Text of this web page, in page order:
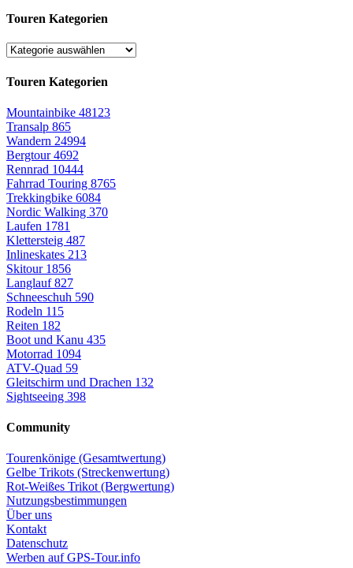
Touren Kategorien
Touren Kategorien
Mountainbike 48123
Transalp 865
Wandern 24994
Bergtour4692
Rennrad 10444
Fahrrad Touring 8765
Trekkingbike 6084
Nordic Walking 370
Laufen 1781
Klettersteig 487
Inlineskates 213
Skitour 1856
Langlauf827
Schneeschuh 590
Rodeln 115
Reiten 182
Boot und Kanu 435
Motorrad 1094
ATV-Quad 59
Gleitschirm und Drachen 132
Sightseeing 398
Community
Tourenkönige (Gesamtwertung)
Gelbe Trikots (Streckenwertung)
Rot-Weißes Trikot (Bergwertung)
Nutzungsbestimmungen
Über uns
Kontakt
Datenschutz
Werben auf GPS-Tour.info